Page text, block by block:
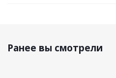
Ранее вы смотрели